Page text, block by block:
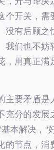
个开关，需
没有后顾之
我们也不妨
，用真正满
主要矛盾是
充分的发展
本解决，“
的节点，消